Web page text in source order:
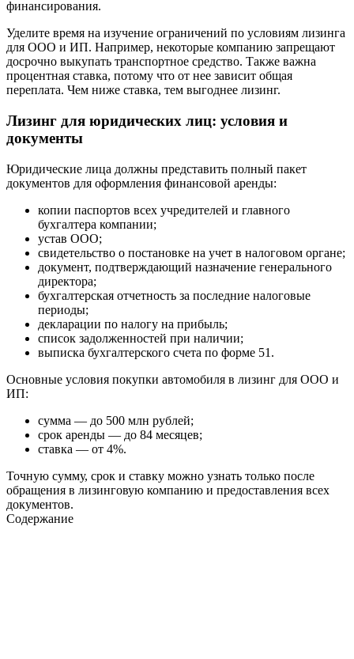
финансирования.
Уделите время на изучение ограничений по условиям лизинга
для ООО и ИП. Например, некоторые компанию запрещают
досрочно выкупать транспортное средство. Также важна
процентная ставка, потому что от нее зависит общая
переплата. Чем ниже ставка, тем выгоднее лизинг.
Лизинг для юридических лиц: условия и
документы
Юридические лица должны представить полный пакет
документов для оформления финансовой аренды:
копии паспортов всех учредителей и главного
бухгалтера компании;
устав ООО;
свидетельство о постановке на учет в налоговом органе;
документ, подтверждающий назначение генерального
директора;
бухгалтерская отчетность за последние налоговые
периоды;
декларации по налогу на прибыль;
список задолженностей при наличии;
выписка бухгалтерского счета по форме 51.
Основные условия покупки автомобиля в лизинг для ООО и
ИП:
сумма — до 500 млн рублей;
срок аренды — до 84 месяцев;
ставка — от 4%.
Точную сумму, срок и ставку можно узнать только после
обращения в лизинговую компанию и предоставления всех
документов.
Содержание